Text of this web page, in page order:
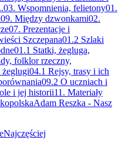
03. Wspomnienia, felietony01.
09. Między dzwonkami02.
07. Prezentacje i
Szczepana01.2 Szlaki
01.1 Statki, żegluga,
folklor rzeczny,
04.1 Rejsy, trasy i ich
09.2 O uczniach i
i jej historii11. Materiały
Adam Reszka - Nasz
Najczęściej